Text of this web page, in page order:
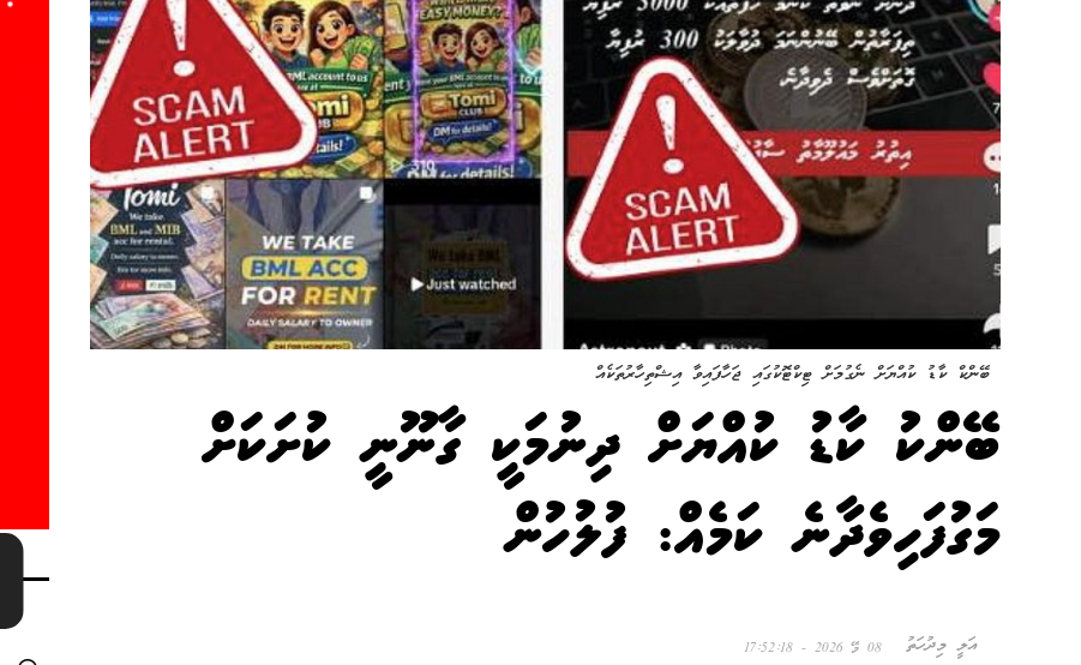
ބޭންކް ކާޑު ކުއްޔަށް ނެގުމަށް ޓިކްޓޮކުގައި ޖަހާފައިވާ އިޝްތިހާރުތަކެއް
ބޭންކު ކާޑު ކުއްޔަށް ދިނުމަކީ ގާނޫނީ ކުށަކަށް
މަގުފަހިވެދާނެ ކަމެއް: ފުލުހުން
އަލީ މިދުހަތު 08 މޭ 2026 - 17:52:18